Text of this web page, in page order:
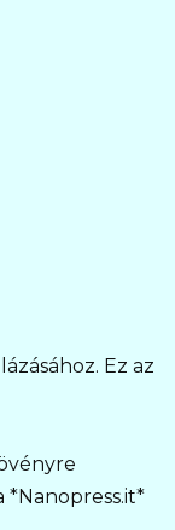
Ez az